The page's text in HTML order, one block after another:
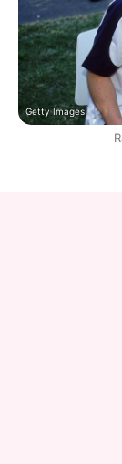
Getty Images